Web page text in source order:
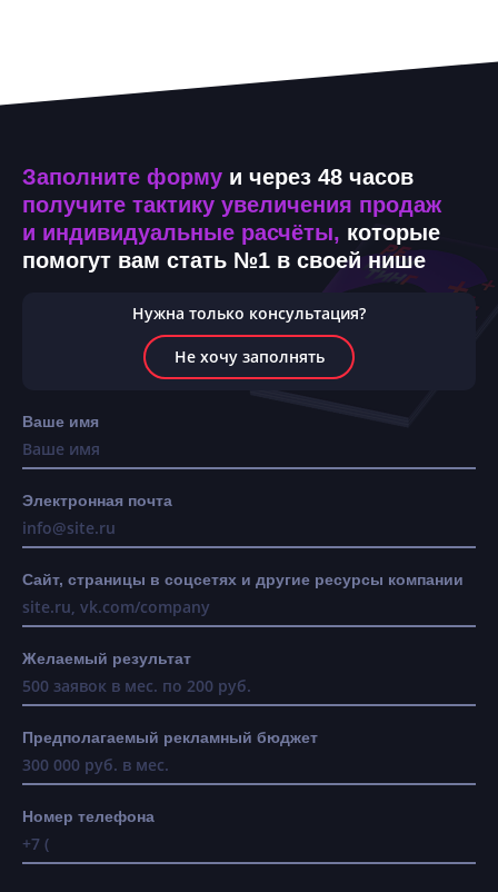
Заполните форму и через 48 часов
получите тактику увеличения продаж
и индивидуальные расчёты, которые
помогут вам стать №1 в своей нише
Нужна только консультация?
Не хочу заполнять
Ваше имя
Электронная почта
Сайт, страницы в соцсетях и другие ресурсы компании
Желаемый результат
Предполагаемый рекламный бюджет
Номер телефона